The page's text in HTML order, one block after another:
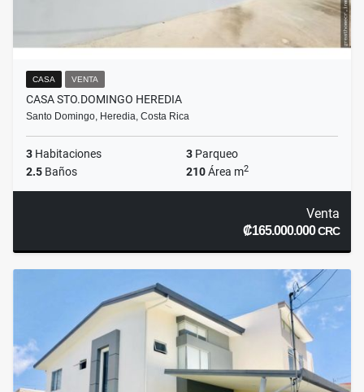
CASA VENTA
CASA STO.DOMINGO HEREDIA
Santo Domingo, Heredia, Costa Rica
3 Habitaciones 3 Parqueo
2.5 Baños 210Área m2
Venta
₡165.000.000CRC